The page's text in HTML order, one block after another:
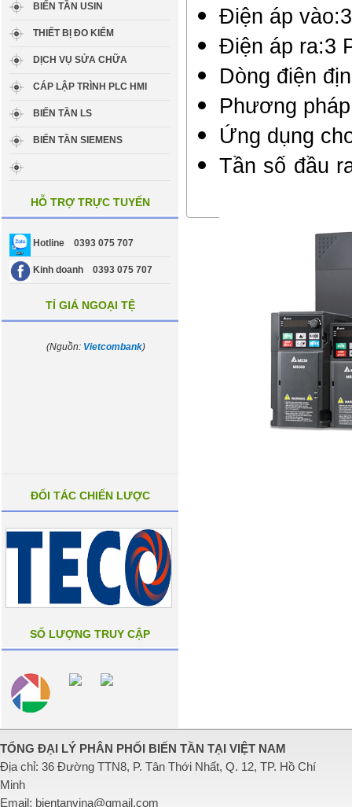
BIẾN TẦN USIN
THIẾT BỊ ĐO KIỂM
DỊCH VỤ SỬA CHỮA
CÁP LẬP TRÌNH PLC HMI
BIẾN TẦN LS
BIẾN TẦN SIEMENS
HỖ TRỢ TRỰC TUYẾN
Hotline 0393 075 707
Kinh doanh 0393 075 707
TỈ GIÁ NGOẠI TỆ
(Nguồn: Vietcombank)
ĐỐI TÁC CHIẾN LƯỢC
SỐ LƯỢNG TRUY CẬP
Điện áp
Điện áp ra:3
Dòng điện
Phương
Ứng dụng
Tần số đầu
TỔNG ĐẠI LÝ PHÂN PHỐI BIẾN TẦN TẠI VIỆT NAM
Địa chỉ: 36 Đường TTN8, P. Tân Thới Nhất, Q. 12, TP. Hồ Chí
Minh
Email: bientanvina@gmail.com